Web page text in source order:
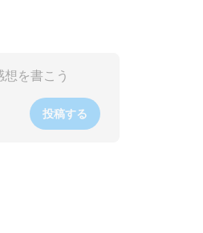
投稿する